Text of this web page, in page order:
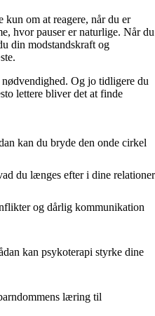
om at reagere, når du er
hvor pauser er naturlige. Når du
din modstandskraft og
Og jo tidligere du
lettere bliver det at finde
kan du bryde den onde cirkel
du længes efter i dine relationer
og dårlig kommunikation
kan psykoterapi styrke dine
læring til